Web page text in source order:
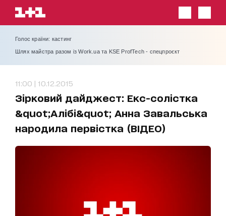
Голос країни: кастинг
Шлях майстра разом із Work.ua та KSE ProfTech - спецпроєкт
11:00 | 10.12.2015
Зірковий дайджест: Екс-солістка
&quot;Алібі&quot; Анна Завальська
народила первістка (ВІДЕО)